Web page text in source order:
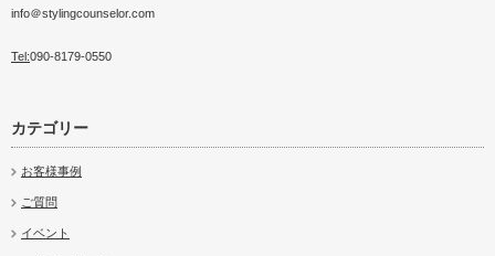
info＠stylingcounselor.com
Tel:090-8179-0550
カテゴリー
お客様事例
ご質問
イベント